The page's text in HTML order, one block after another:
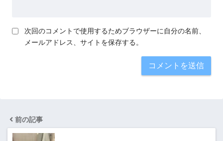
次回のコメントで使用するためブラウザーに自分の名前、
メールアドレス、サイトを保存する。
前の記事